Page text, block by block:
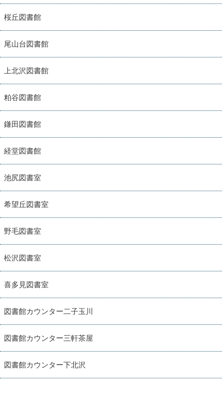
桜丘図書館
尾山台図書館
上北沢図書館
粕谷図書館
鎌田図書館
経堂図書館
池尻図書室
希望丘図書室
野毛図書室
松沢図書室
喜多見図書室
図書館カウンター二子玉川
図書館カウンター三軒茶屋
図書館カウンター下北沢